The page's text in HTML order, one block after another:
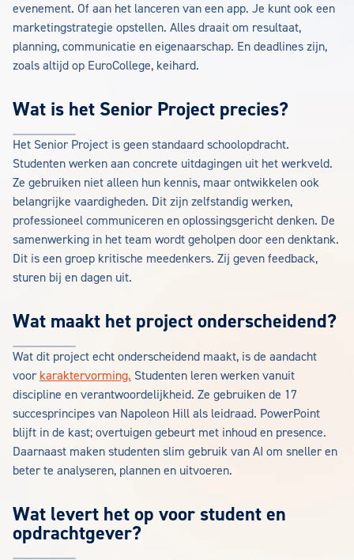
evenement. Of aan het lanceren van een app. Je kunt ook een
marketingstrategie opstellen. Alles draait om resultaat,
planning, communicatie en eigenaarschap. En deadlines zijn,
zoals altijd op EuroCollege, keihard.
Wat is het Senior Project precies?
Het Senior Project is geen standaard schoolopdracht.
Studenten werken aan concrete uitdagingen uit het werkveld.
Ze gebruiken niet alleen hun kennis, maar ontwikkelen ook
belangrijke vaardigheden. Dit zijn zelfstandig werken,
professioneel communiceren en oplossingsgericht denken. De
samenwerking in het team wordt geholpen door een denktank.
Dit is een groep kritische meedenkers. Zij geven feedback,
sturen bij en dagen uit.
Wat maakt het project onderscheidend?
Wat dit project echt onderscheidend maakt, is de aandacht
voor karaktervorming. Studenten leren werken vanuit
discipline en verantwoordelijkheid. Ze gebruiken de 17
succesprincipes van Napoleon Hill als leidraad. PowerPoint
blijft in de kast; overtuigen gebeurt met inhoud en presence.
Daarnaast maken studenten slim gebruik van AI om sneller en
beter te analyseren, plannen en uitvoeren.
Wat levert het op voor student en
opdrachtgever?